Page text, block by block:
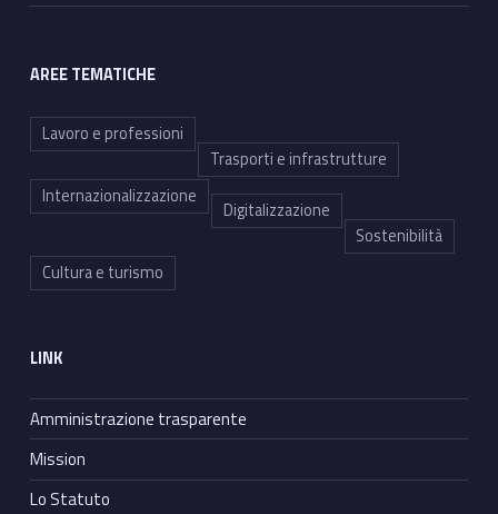
AREE TEMATICHE
Lavoro e professioni
Trasporti e infrastrutture
Internazionalizzazione
Digitalizzazione
Sostenibilità
Cultura e turismo
LINK
Amministrazione trasparente
Mission
Lo Statuto